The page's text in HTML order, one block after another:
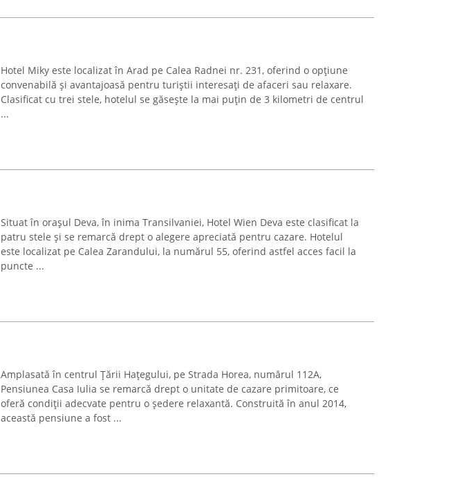
Hotel Miky este localizat în Arad pe Calea Radnei nr. 231, oferind o opțiune
convenabilă și avantajoasă pentru turiștii interesați de afaceri sau relaxare.
Clasificat cu trei stele, hotelul se găsește la mai puțin de 3 kilometri de centrul
...
Situat în orașul Deva, în inima Transilvaniei, Hotel Wien Deva este clasificat la
patru stele și se remarcă drept o alegere apreciată pentru cazare. Hotelul
este localizat pe Calea Zarandului, la numărul 55, oferind astfel acces facil la
puncte ...
Amplasată în centrul Țării Hațegului, pe Strada Horea, numărul 112A,
Pensiunea Casa Iulia se remarcă drept o unitate de cazare primitoare, ce
oferă condiții adecvate pentru o ședere relaxantă. Construită în anul 2014,
această pensiune a fost ...